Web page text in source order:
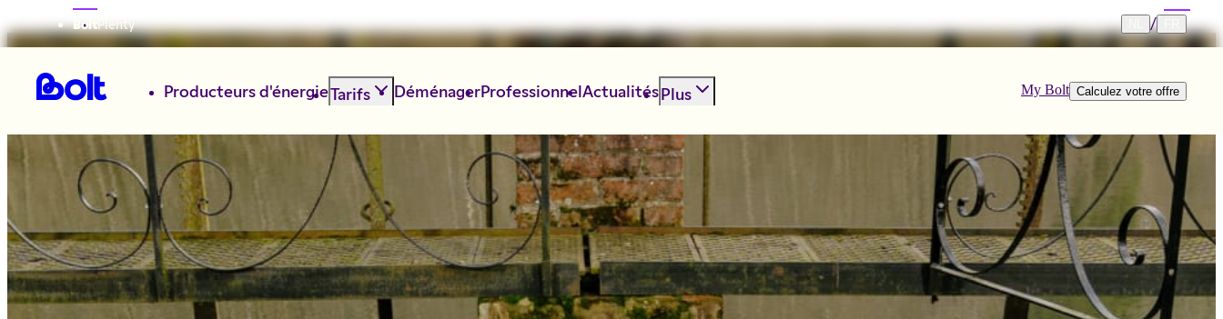
BoltPlenty /
Producteurs d'énergieTarifs DéménagerProfessionnelActualitésPlus My Bolt Calculez votre offre